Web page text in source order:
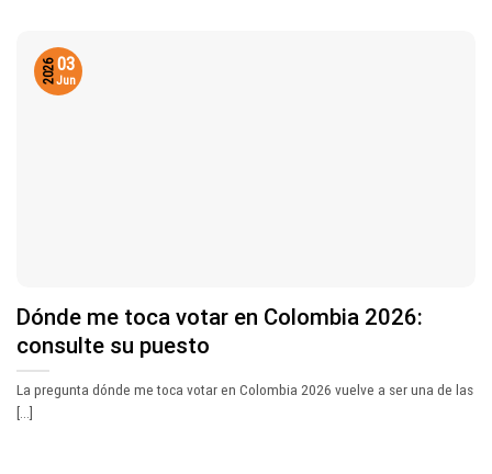
Dónde me toca votar en Colombia 2026:
consulte su puesto
La pregunta dónde me toca votar en Colombia 2026 vuelve a ser una de las
[...]
03
Jun
2026